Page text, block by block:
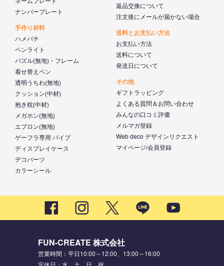
ナンバープレート
手作り材料
ハメパチ
ペンライト
パズル(無地)・フレーム
着せ替えペン
透明うちわ(無地)
クッション(中材)
抱き枕(中材)
メガホン(無地)
エプロン(無地)
ゲーフラ専用 パイプ
ディスプレイケース
デコパーツ
カラーシール
返品交換について
注文後にメールが届かない場合
送料とお支払い方法
お支払い方法
送料について
発送日について
その他
ギフトラッピング
よくある質問＆お問い合わせ
みんなの口コミ評価
メルマガ登録
Web deco デザインリクエスト
マイページ/会員登録
FUN-CREATE 株式会社
営業時間：平日10:00～12:00、13:00～16:00
定休日：水、土、日、祝